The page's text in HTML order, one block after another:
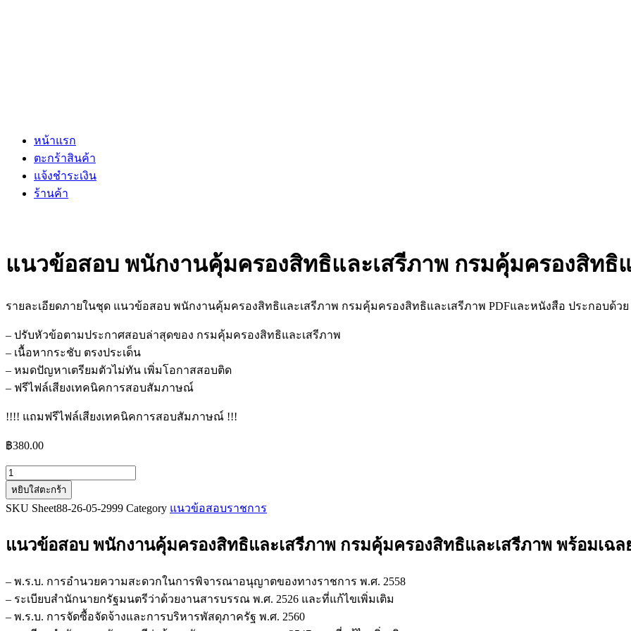
หน้าแรก
ตะกร้าสินค้า
แจ้งชำระเงิน
ร้านค้า
แนวข้อสอบ พนักงานคุ้มครองสิทธิและเสรีภาพ กรมคุ้มครองสิทธิ
รายละเอียดภายในชุด แนวข้อสอบ พนักงานคุ้มครองสิทธิและเสรีภาพ กรมคุ้มครองสิทธิและเสรีภาพ PDFและหนังสือ ประกอบด้วย
– ปรับหัวข้อตามประกาศสอบล่าสุดของ กรมคุ้มครองสิทธิและเสรีภาพ
– เนื้อหากระชับ ตรงประเด็น
– หมดปัญหาเตรียมตัวไม่ทัน เพิ่มโอกาสสอบติด
– ฟรีไฟล์เสียงเทคนิคการสอบสัมภาษณ์
!!!! แถมฟรีไฟล์เสียงเทคนิคการสอบสัมภาษณ์ !!!
฿380.00
จำนวน
แนว
ข้อสอบ
คุ้มครอง
และ
เสรีภาพ
กรม
หยิบใส่ตะกร้า
SKU Sheet88-26-05-2999 Category แนวข้อสอบราชการ
แนวข้อสอบ พนักงานคุ้มครองสิทธิและเสรีภาพ กรมคุ้มครองสิทธิและเสรีภาพ พร้อมเฉล
– พ.ร.บ. การอำนวยความสะดวกในการพิจารณาอนุญาตของทางราชการ พ.ศ. 2558
– ระเบียบสำนักนายกรัฐมนตรีว่าด้วยงานสารบรรณ พ.ศ. 2526 และที่แก้ไขเพิ่มเติม
– พ.ร.บ. การจัดซื้อจัดจ้างและการบริหารพัสดุภาครัฐ พ.ศ. 2560